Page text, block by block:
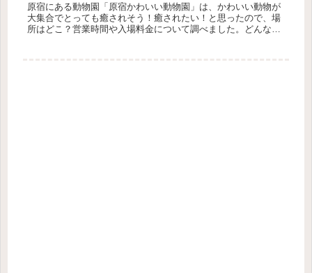
原宿にある動物園「原宿かわいい動物園」は、かわいい動物が
大集合でとっても癒されそう！癒されたい！と思ったので、場
所はどこ？営業時間や入場料金について調べました。どんな動